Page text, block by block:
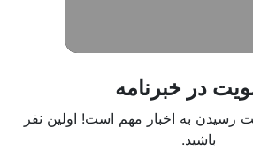
در خبرنامه
رسیدن به اخبار مهم است! اولین نفر
باشید.